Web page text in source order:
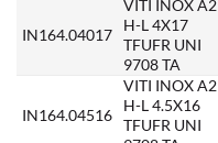
IN164.04017
VITI INOX A2
H-L 4X17
TFUFR UNI
9708 TA
IN164.04516
VITI INOX A2
H-L 4.5X16
TFUFR UNI